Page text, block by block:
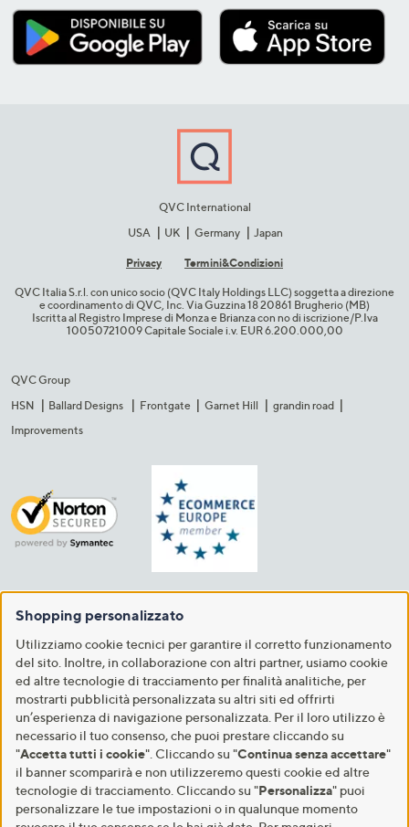
QVC International
USA
UK Germany Japan
Privacy Termini&C​ondizioni
QVC Italia S.r.l. con unico socio (QVC Italy Holdings LLC) soggetta a direzione
e coordinamento di QVC, Inc. Via Guzzina 18 20861 Brugherio (MB)​
Iscritta al Registro Imprese di Monza e Brianza con no di iscrizione/P.Iva
10050721009 Capitale Sociale i.v. EUR 6.200.000,00​
QVC Group
HSN
Ballard Designs Frontgate Garnet Hill
grandin road
Improvements
Shopping personalizzato
Utilizziamo cookie tecnici per garantire il corretto funzionamento
del sito. Inoltre, in collaborazione con altri partner, usiamo cookie
ed altre tecnologie di tracciamento per finalità analitiche, per
mostrarti pubblicità personalizzata su altri siti ed offrirti
un’esperienza di navigazione personalizzata. Per il loro utilizzo è
necessario il tuo consenso, che puoi prestare cliccando su
"Accetta tutti i cookie". Cliccando su "Continua senza accettare"
il banner scomparirà e non utilizzeremo questi cookie ed altre
tecnologie di tracciamento. Cliccando su "Personalizza" puoi
personalizzare le tue impostazioni o in qualunque momento